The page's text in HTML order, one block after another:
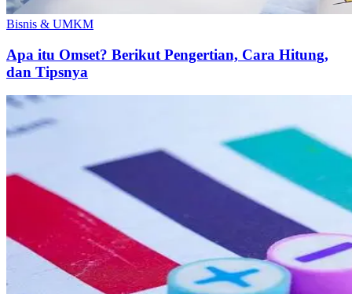
Bisnis & UMKM
Apa itu Omset? Berikut Pengertian, Cara Hitung,
dan Tipsnya